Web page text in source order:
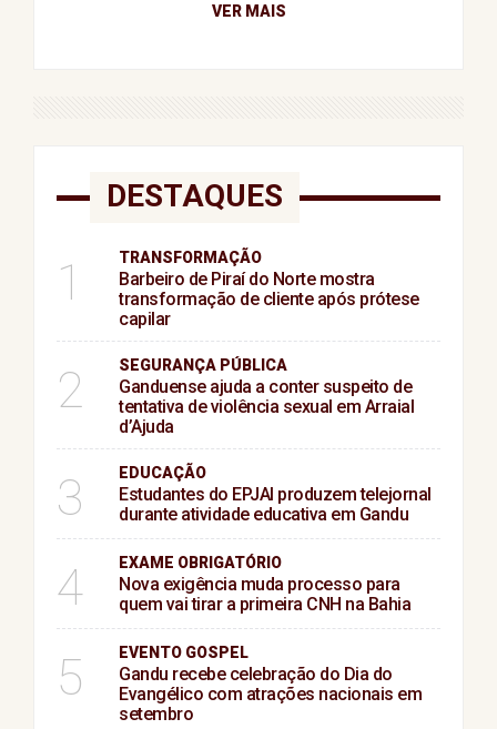
VER MAIS
DESTAQUES
1 TRANSFORMAÇÃO
Barbeiro de Piraí do Norte mostra
transformação de cliente após prótese
capilar
2 SEGURANÇA PÚBLICA
Ganduense ajuda a conter suspeito de
tentativa de violência sexual em Arraial
d’Ajuda
3 EDUCAÇÃO
Estudantes do EPJAI produzem telejornal
durante atividade educativa em Gandu
4 EXAME OBRIGATÓRIO
Nova exigência muda processo para
quem vai tirar a primeira CNH na Bahia
5 EVENTO GOSPEL
Gandu recebe celebração do Dia do
Evangélico com atrações nacionais em
setembro